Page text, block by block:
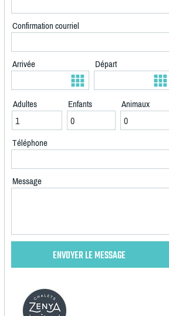
Confirmation courriel
Arrivée Départ
Adultes Enfants Animaux
Téléphone
Message